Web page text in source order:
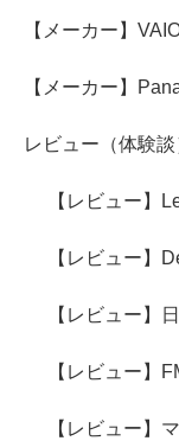
【メーカー】
【メーカー】
レビュー（体験談
【レビュー】
【レビュー】
【レビュー】
【レビュー】
【レビュー】